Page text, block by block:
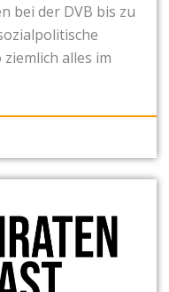
bei der DVB bis zu
alles im